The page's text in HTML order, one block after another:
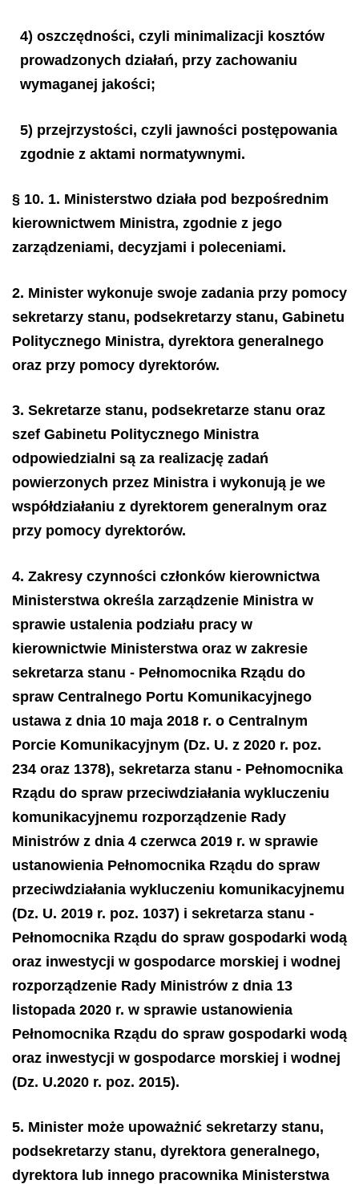
4) oszczędności, czyli minimalizacji kosztów
prowadzonych działań, przy zachowaniu
wymaganej jakości;
5) przejrzystości, czyli jawności postępowania
zgodnie z aktami normatywnymi.
§ 10. 1. Ministerstwo działa pod bezpośrednim
kierownictwem Ministra, zgodnie z jego
zarządzeniami, decyzjami i poleceniami.
2. Minister wykonuje swoje zadania przy pomocy
sekretarzy stanu, podsekretarzy stanu, Gabinetu
Politycznego Ministra, dyrektora generalnego
oraz przy pomocy dyrektorów.
3. Sekretarze stanu, podsekretarze stanu oraz
szef Gabinetu Politycznego Ministra
odpowiedzialni są za realizację zadań
powierzonych przez Ministra i wykonują je we
współdziałaniu z dyrektorem generalnym oraz
przy pomocy dyrektorów.
4. Zakresy czynności członków kierownictwa
Ministerstwa określa zarządzenie Ministra w
sprawie ustalenia podziału pracy w
kierownictwie Ministerstwa oraz w zakresie
sekretarza stanu - Pełnomocnika Rządu do
spraw Centralnego Portu Komunikacyjnego
ustawa z dnia 10 maja 2018 r. o Centralnym
Porcie Komunikacyjnym (Dz. U. z 2020 r. poz.
234 oraz 1378), sekretarza stanu - Pełnomocnika
Rządu do spraw przeciwdziałania wykluczeniu
komunikacyjnemu rozporządzenie Rady
Ministrów z dnia 4 czerwca 2019 r. w sprawie
ustanowienia Pełnomocnika Rządu do spraw
przeciwdziałania wykluczeniu komunikacyjnemu
(Dz. U. 2019 r. poz. 1037) i sekretarza stanu -
Pełnomocnika Rządu do spraw gospodarki wodą
oraz inwestycji w gospodarce morskiej i wodnej
rozporządzenie Rady Ministrów z dnia 13
listopada 2020 r. w sprawie ustanowienia
Pełnomocnika Rządu do spraw gospodarki wodą
oraz inwestycji w gospodarce morskiej i wodnej
(Dz. U.2020 r. poz. 2015).
5. Minister może upoważnić sekretarzy stanu,
podsekretarzy stanu, dyrektora generalnego,
dyrektora lub innego pracownika Ministerstwa